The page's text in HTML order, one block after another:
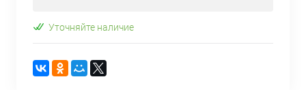
Уточняйте наличие